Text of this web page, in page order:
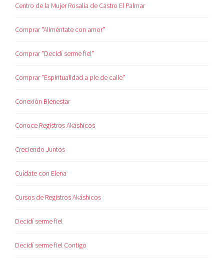
Centro de la Mujer Rosalía de Castro El Palmar
Comprar "Aliméntate con amor"
Comprar "Decidí serme fiel"
Comprar "Espiritualidad a pie de calle"
Conexión Bienestar
Conoce Registros Akáshicos
Creciendo Juntos
Cuídate con Elena
Cursos de Registros Akáshicos
Decidí serme fiel
Decidí serme fiel Contigo